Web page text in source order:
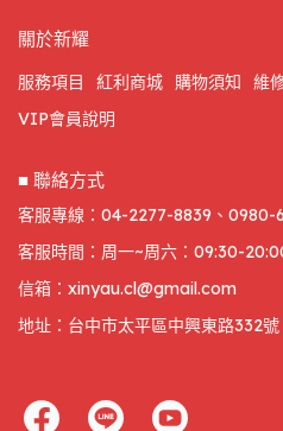
關於新耀
服務項目 紅利商城 購物須知 維
VIP會員說明
■ 聯絡方式
客服專線：04-2277-8839、0980-
客服時間：周一~周六：09:30-
信箱：xinyau.cl@gmail.com
地址：台中市太平區中興東路332號